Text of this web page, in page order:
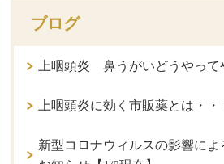
ブログ
上咽頭炎 鼻うがいどうやって
上咽頭炎に効く市販薬とは・・
新型コロナウィルスの影響に